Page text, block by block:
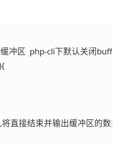
冲区  php-cli下默认关闭
时,将直接结束并输出缓冲区的数